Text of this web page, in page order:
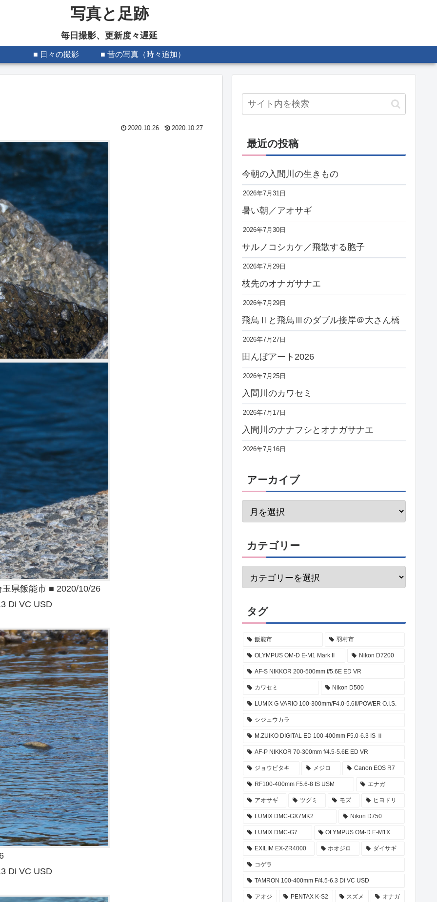
写真と足跡
毎日撮影、更新度々遅延
■ 日々の撮影 ■ 昔の写真（時々追加）
2020.10.26 2020.10.27
県飯能市 ■ 2020/10/26
Di VC USD
Di VC USD
最近の投稿
今朝の入間川の生きもの
2026年7月31日
暑い朝／アオサギ
2026年7月30日
サルノコシカケ／飛散する胞子
2026年7月29日
枝先のオナガサナエ
2026年7月29日
飛鳥Ⅱと飛鳥Ⅲのダブル接岸＠大さん橋
2026年7月27日
田んぼアート2026
2026年7月25日
入間川のカワセミ
2026年7月17日
入間川のナナフシとオナガサナエ
2026年7月16日
アーカイブ
カテゴリー
タグ
飯能市 羽村市
OLYMPUS OM-D E-M1 Mark II Nikon D7200
AF-S NIKKOR 200-500mm f/5.6E ED VR
カワセミ Nikon D500
LUMIX G VARIO 100-300mm/F4.0-5.6II/POWER O.I.S.
シジュウカラ
M.ZUIKO DIGITAL ED 100-400mm F5.0-6.3 IS Ⅱ
AF-P NIKKOR 70-300mm f/4.5-5.6E ED VR
ジョウビタキ メジロ Canon EOS R7
RF100-400mm F5.6-8 IS USM エナガ
アオサギ ツグミ モズ ヒヨドリ
LUMIX DMC-GX7MK2 Nikon D750
LUMIX DMC-G7 OLYMPUS OM-D E-M1X
EXILIM EX-ZR4000 ホオジロ ダイサギ
コゲラ
TAMRON 100-400mm F/4.5-6.3 Di VC USD
アオジ PENTAX K-S2 スズメ オナガ